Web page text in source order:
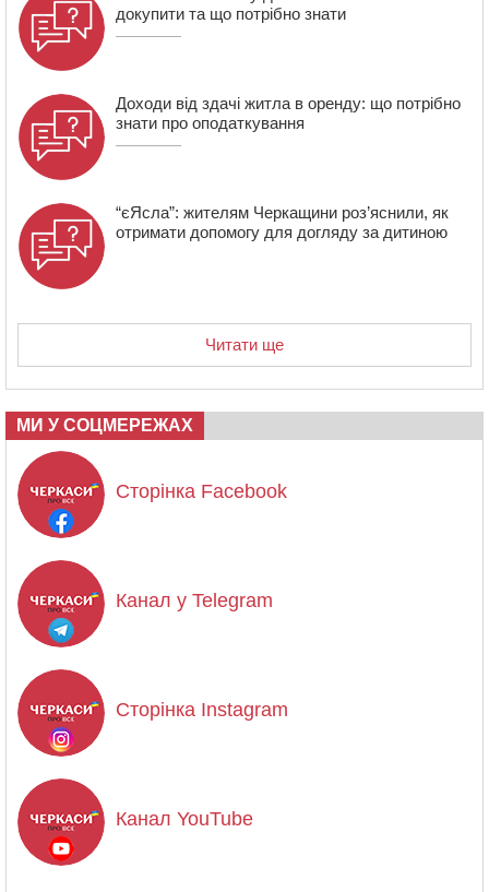
13:40
На Кам’янщині сталася масштабна пожежа
сміттєзвалища
докупити та що потрібно знати
Доходи від здачі житла в оренду: що потрібно
знати про оподаткування
“єЯсла”: жителям Черкащини роз’яснили, як
отримати допомогу для догляду за дитиною
Читати ще
МИ У СОЦМЕРЕЖАХ
Сторінка Facebook
Канал у Telegram
Сторінка Instagram
Канал YouTube